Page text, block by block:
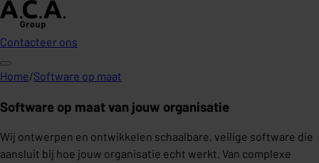
Contacteer ons
Home/Software op maat
Software op maat van jouw organisatie
Wij ontwerpen en ontwikkelen schaalbare, veilige software die
aansluit bij hoe jouw organisatie echt werkt. Van complexe